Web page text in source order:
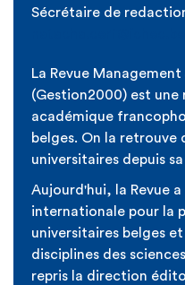
Sécrétaire de
La Revue
(Gestion2000) est une
académique
belges. On la retrouve
universitaires depuis
Aujourd'hui, la Revue
internationale pour la
universitaires belges
disciplines des
repris la direction